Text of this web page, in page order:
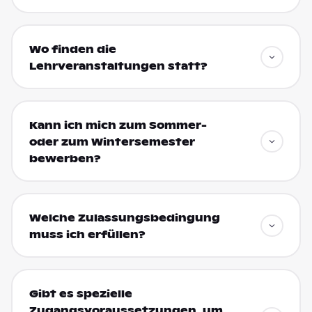
Wo finden die
Lehrveranstaltungen statt?
Kann ich mich zum Sommer-
oder zum Wintersemester
bewerben?
Welche Zulassungsbedingung
muss ich erfüllen?
Gibt es spezielle